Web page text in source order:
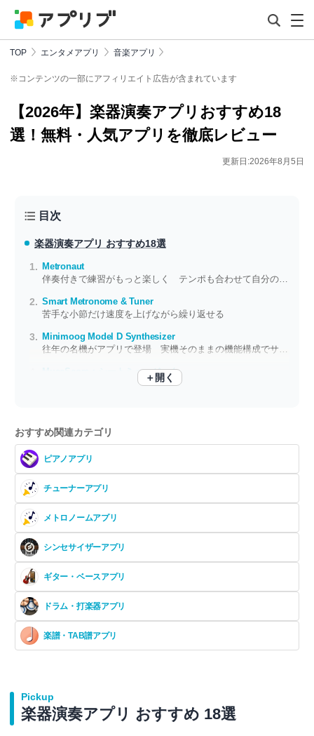
TOP エンタメアプリ 音楽アプリ
※コンテンツの一部にアフィリエイト広告が含まれています
【2026年】楽器演奏アプリおすすめ18
選！無料・人気アプリを徹底レビュー
更新日:2026年8月5日
目次
楽器演奏アプリ おすすめ18選
Metronaut
伴奏付きで練習がもっと楽しく テンポも合わせて自分のペースで弾ける
Smart Metronome & Tuner
苦手な小節だけ速度を上げながら繰り返せる
Minimoog Model D Synthesizer
往年の名機がアプリで登場 実機そのままの機能構成でサウンドを彩る
MuseScore：シートミュージック
＋開く
おすすめ関連カテゴリ
ピアノアプリ
チューナーアプリ
メトロノームアプリ
シンセサイザーアプリ
ギター・ベースアプリ
ドラム・打楽器アプリ
楽譜・TAB譜アプリ
Pickup
楽器演奏アプリ おすすめ 18選